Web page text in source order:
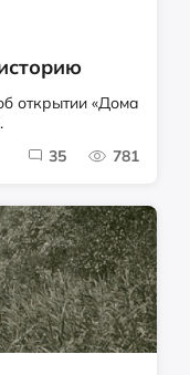
открытии «Дома
35 781